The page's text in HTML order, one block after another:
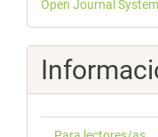
por
Open Journal